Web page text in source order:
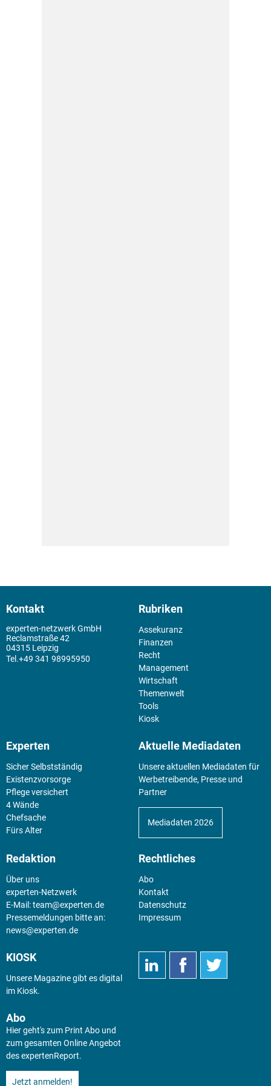
Kontakt
experten-netzwerk GmbH
Reclamstraße 42
04315 Leipzig
+49 341 98995950
Rubriken
Assekuranz
Finanzen
Recht
Management
Wirtschaft
Themenwelt
Tools
Kiosk
Experten
Sicher Selbstständig
Existenz­vorsorge
Pflege versichert
4 Wände
Chefsache
Fürs Alter
Aktuelle Mediadaten
Unsere aktuellen Mediadaten für
Werbetreibende, Presse und
Partner
Mediadaten 2026
Redaktion
Über uns
experten-Netzwerk
E-Mail:team@experten.de
Pressemeldungen bitte an:
news@experten.de
Rechtliches
Abo
Kontakt
Datenschutz
Impressum
KIOSK
Unsere Magazine gibt es digital
im Kiosk.
Abo
Hier geht's zum Print Abo und
zum gesamten Online Angebot
des expertenReport.
Jetzt anmelden!